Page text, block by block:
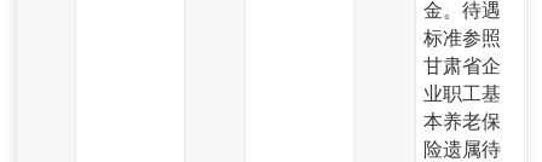
金。待遇
标准参照
甘肃省企
业职工基
本养老保
险遗属待